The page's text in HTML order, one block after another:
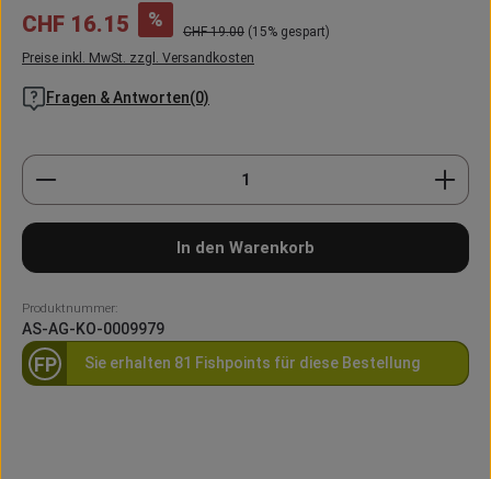
Verkaufspreis:
CHF 16.15 % Regulärer Preis:
CHF 19.00 (15% gespart)
Preise inkl. MwSt. zzgl. Versandkosten
Fragen & Antworten(0)
Produkt Anzahl: Gib den gewünschten Wert ein
In den Warenkorb
Produktnummer:
AS-AG-KO-0009979
FP Sie erhalten 81 Fishpoints für diese Bestellung